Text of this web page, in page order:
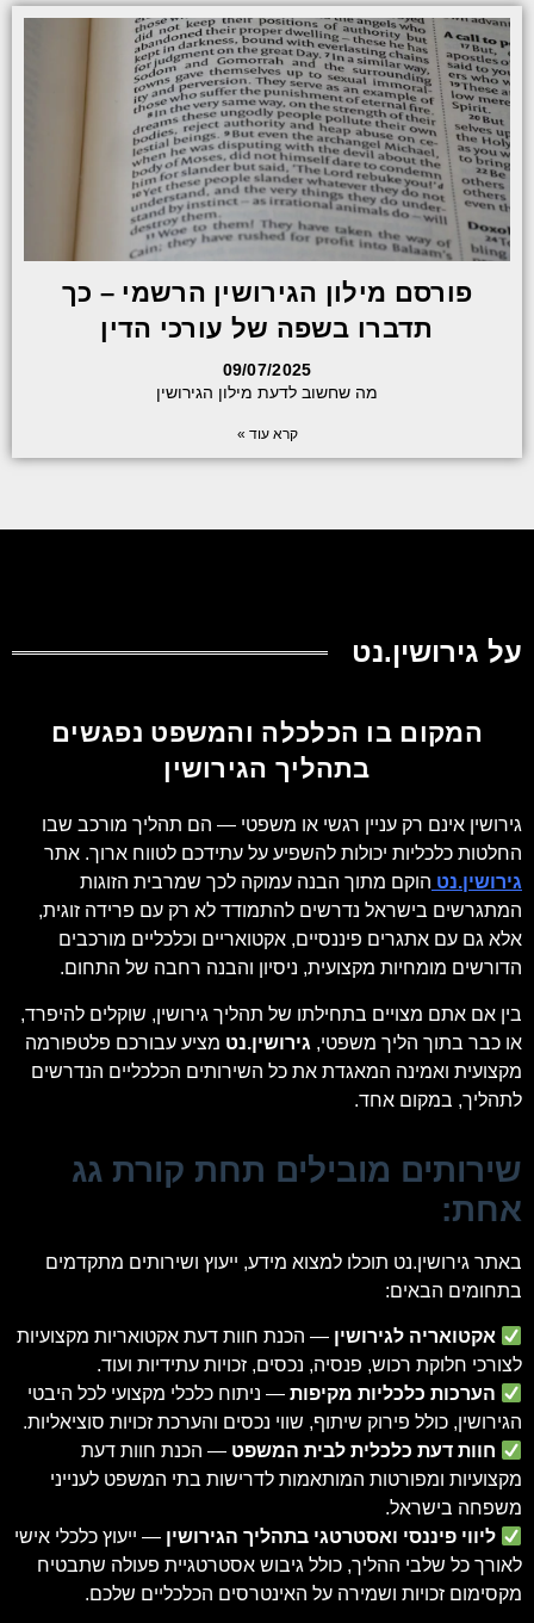
פורסם מילון הגירושין הרשמי – כך
תדברו בשפה של עורכי הדין
09/07/2025
מה שחשוב לדעת מילון הגירושין
קרא עוד »
על גירושין.נט
המקום בו הכלכלה והמשפט נפגשים
בתהליך הגירושין
גירושין אינם רק עניין רגשי או משפטי — הם תהליך מורכב שבו
החלטות כלכליות יכולות להשפיע על עתידכם לטווח ארוך. אתר
גירושין.נט הוקם מתוך הבנה עמוקה לכך שמרבית הזוגות
המתגרשים בישראל נדרשים להתמודד לא רק עם פרידה זוגית,
אלא גם עם אתגרים פיננסיים, אקטואריים וכלכליים מורכבים
הדורשים מומחיות מקצועית, ניסיון והבנה רחבה של התחום.
בין אם אתם מצויים בתחילתו של תהליך גירושין, שוקלים להיפרד,
או כבר בתוך הליך משפטי, גירושין.נט מציע עבורכם פלטפורמה
מקצועית ואמינה המאגדת את כל השירותים הכלכליים הנדרשים
לתהליך, במקום אחד.
שירותים מובילים תחת קורת גג
אחת:
באתר גירושין.נט תוכלו למצוא מידע, ייעוץ ושירותים מתקדמים
בתחומים הבאים:
אקטואריה לגירושין — הכנת חוות דעת אקטואריות מקצועיות
לצורכי חלוקת רכוש, פנסיה, נכסים, זכויות עתידיות ועוד.
הערכות כלכליות מקיפות — ניתוח כלכלי מקצועי לכל היבטי
הגירושין, כולל פירוק שיתוף, שווי נכסים והערכת זכויות סוציאליות.
חוות דעת כלכלית לבית המשפט — הכנת חוות דעת
מקצועיות ומפורטות המותאמות לדרישות בתי המשפט לענייני
משפחה בישראל.
ליווי פיננסי ואסטרטגי בתהליך הגירושין — ייעוץ כלכלי אישי
לאורך כל שלבי ההליך, כולל גיבוש אסטרטגיית פעולה שתבטיח
מקסימום זכויות ושמירה על האינטרסים הכלכליים שלכם.